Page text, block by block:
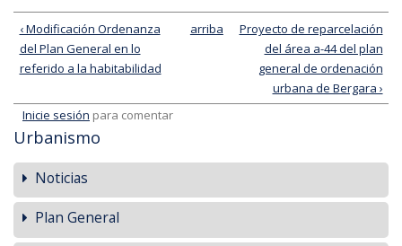
‹ Modificación Ordenanza
del Plan General en lo
referido a la habitabilidad
arriba
Proyecto de reparcelación
del área a-44 del plan
general de ordenación
urbana de Bergara ›
Inicie sesión para comentar
Urbanismo
Noticias
Plan General